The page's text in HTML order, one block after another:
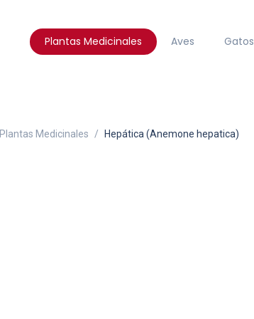
Plantas Medicinales Aves Gatos
Plantas Medicinales Hepática (Anemone hepatica)